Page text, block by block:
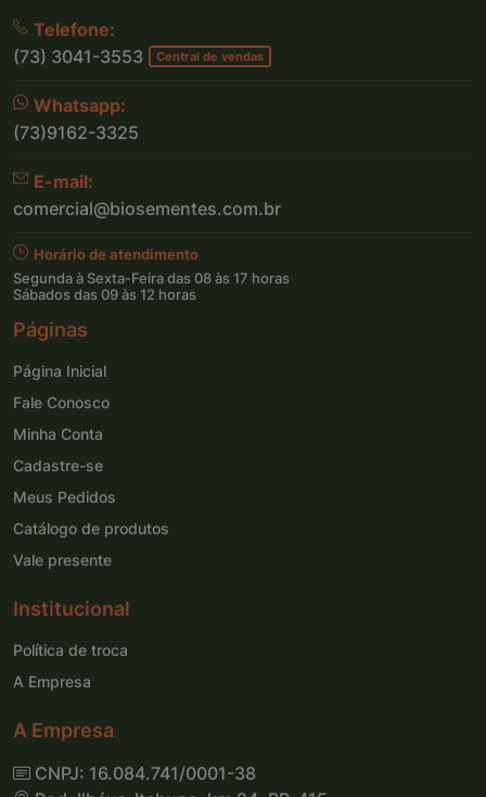
Telefone:
(73) 3041-3553
Central de vendas
Whatsapp:
(73)9162-3325
E-mail:
comercial@biosementes.com.br
Horário de atendimento
Segunda à Sexta-Feira das 08 às 17 horas
Sábados das 09 às 12 horas
Páginas
Página Inicial
Fale Conosco
Minha Conta
Cadastre-se
Meus Pedidos
Catálogo de produtos
Vale presente
Institucional
Política de troca
A Empresa
A Empresa
CNPJ: 16.084.741/0001-38